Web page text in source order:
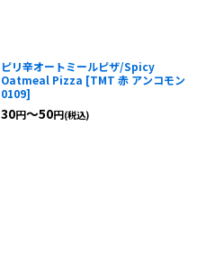
ピリ辛オートミールピザ/Spicy
Oatmeal Pizza [TMT 赤 アンコモン
0109]
30円～50円(税込)